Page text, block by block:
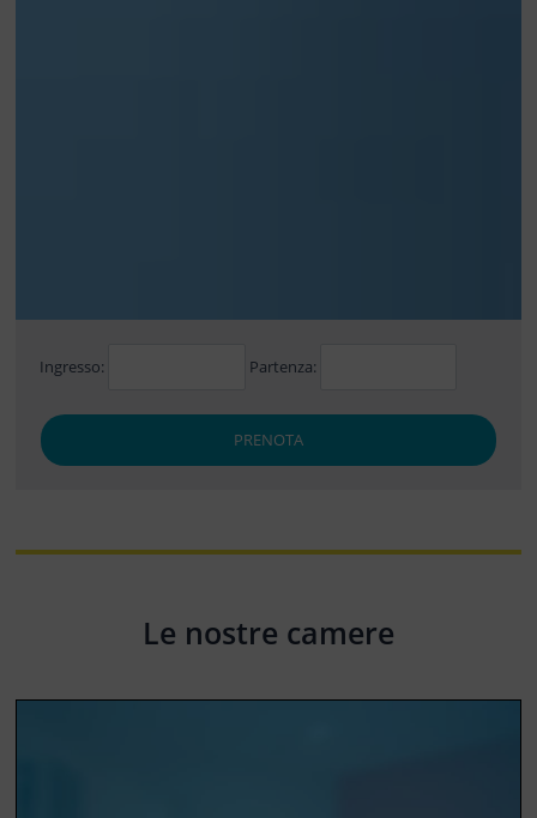
Ingresso: Partenza:
PRENOTA
Le nostre camere